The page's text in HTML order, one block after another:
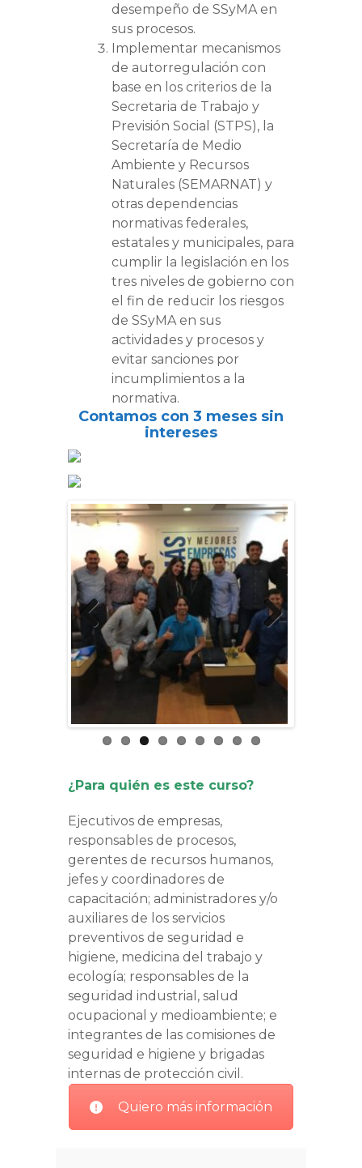
desempeño de SSyMA en
sus procesos.
Implementar mecanismos
de autorregulación con
base en los criterios de la
Secretaria de Trabajo y
Previsión Social (STPS), la
Secretaría de Medio
Ambiente y Recursos
Naturales (SEMARNAT) y
otras dependencias
normativas federales,
estatales y municipales, para
cumplir la legislación en los
tres niveles de gobierno con
el fin de reducir los riesgos
de SSyMA en sus
actividades y procesos y
evitar sanciones por
incumplimientos a la
normativa.
Contamos con 3 meses sin
intereses
Previous
¿Para quién es este curso?
Ejecutivos de empresas,
responsables de procesos,
gerentes de recursos humanos,
jefes y coordinadores de
capacitación; administradores y/o
auxiliares de los servicios
preventivos de seguridad e
higiene, medicina del trabajo y
ecología; responsables de la
seguridad industrial, salud
ocupacional y medioambiente; e
integrantes de las comisiones de
seguridad e higiene y brigadas
internas de protección civil.
Quiero más información